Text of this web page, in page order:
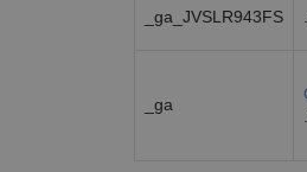
_ga_JVSLR943FS
_ga